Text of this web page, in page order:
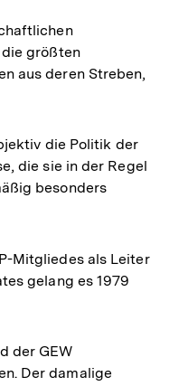
größten
aus deren Streben,
die Politik der
die sie in der Regel
besonders
Mitgliedes als Leiter
gelang es 1979
der GEW
Der damalige